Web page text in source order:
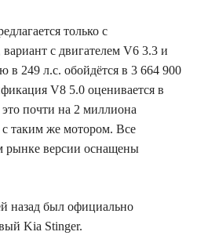
только с
с двигателем V6 3.3 и
в 249 л.с. обойдётся в 3 664 900
V8 5.0 оценивается в
почти на 2 миллиона
с таким же мотором. Все
рынке версии оснащены
назад был официально
Kia Stinger.